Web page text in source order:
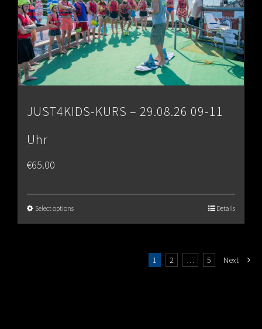
JUST4KIDS-KURS – 29.08.26 09-11
Uhr
€65.00
Select options Details
1 2 … 5 Next